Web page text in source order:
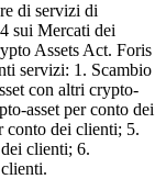
di servizi di
sui Mercati dei
Assets Act. Foris
servizi: 1. Scambio
con altri crypto-
asset per conto dei
conto dei clienti; 5.
clienti; 6.